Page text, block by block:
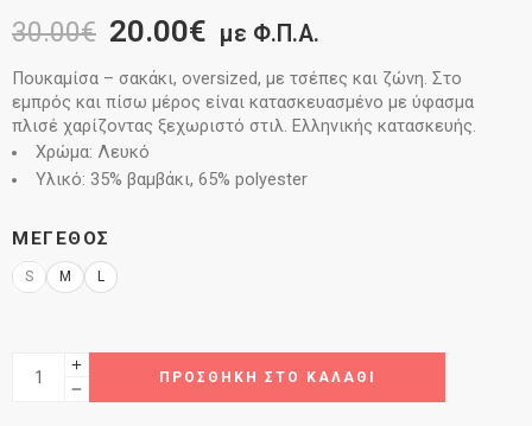
30.00€ 20.00€ με Φ.Π.Α.
Πουκαμίσα – σακάκι, oversized, με τσέπες και ζώνη. Στο
εμπρός και πίσω μέρος είναι κατασκευασμένο με ύφασμα
πλισέ χαρίζοντας ξεχωριστό στιλ. Ελληνικής κατασκευής.
Χρώμα: Λευκό
Υλικό: 35% βαμβάκι, 65% polyester
ΜΈΓΕΘΟΣ
S M L
ΠΡΟΣΘΉΚΗ ΣΤΟ ΚΑΛΆΘΙ